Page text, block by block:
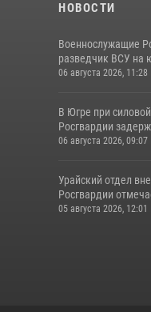
НОВОСТИ
Военнослужащие
разведчик ВСУ на
06 августа 2026, 11:28
В Югре при
Росгвардии
06 августа 2026, 09:07
Урайский отдел
Росгвардии
05 августа 2026, 12:01